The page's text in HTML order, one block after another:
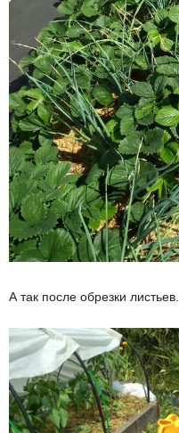
А так после обрезки листьев.